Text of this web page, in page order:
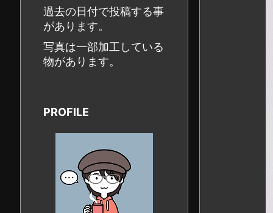
過去の日付で投稿する事
があります。
写真は一部加工している
物があります。
PROFILE